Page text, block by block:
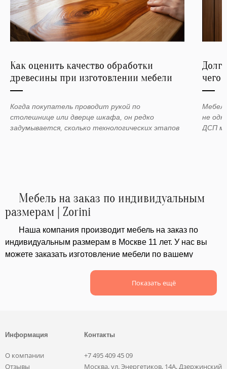
Как оценить качество обработки
древесины при изготовлении мебели
Когда покупатель проводит рукой по
столешнице или дверце шкафа, он редко
задумывается, сколько технологических этапов
чего
не
ДСП
Мебель на заказ по индивидуальным
размерам | Zorini
Наша компания производит мебель на заказ по
индивидуальным размерам в Москве 11 лет. У нас вы
можете заказать изготовление мебели по вашему
оригинальный дизайн мебели, а опытные мастера
наших покупателей
нашей мебели и об отношении.
Показать ещё
Информация
О компании
Отзывы
Контакты
+7 495 409 45 09
Москва, ул. Энергетиков, 14А, Дзержинский